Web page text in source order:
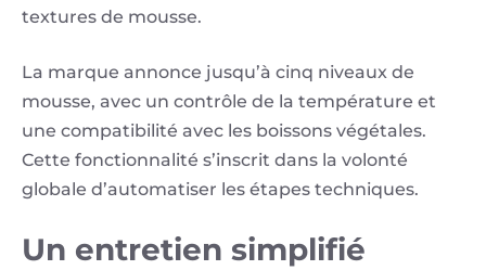
textures de mousse.
La marque annonce jusqu’à cinq niveaux de
mousse, avec un contrôle de la température et
une compatibilité avec les boissons végétales.
Cette fonctionnalité s’inscrit dans la volonté
globale d’automatiser les étapes techniques.
Un entretien simplifié